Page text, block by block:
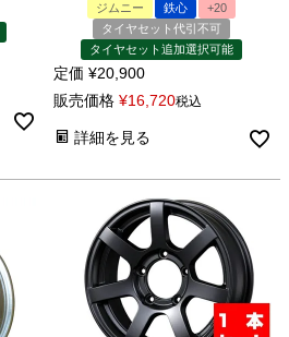
ジムニー 鉄心
+20
タイヤセット代引不可
タイヤセット追加選択可能
定価 ¥20,900
販売価格 ¥16,720税込
詳細を見る